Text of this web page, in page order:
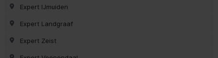
Expert IJmuiden
Expert Landgraaf
Expert Zeist